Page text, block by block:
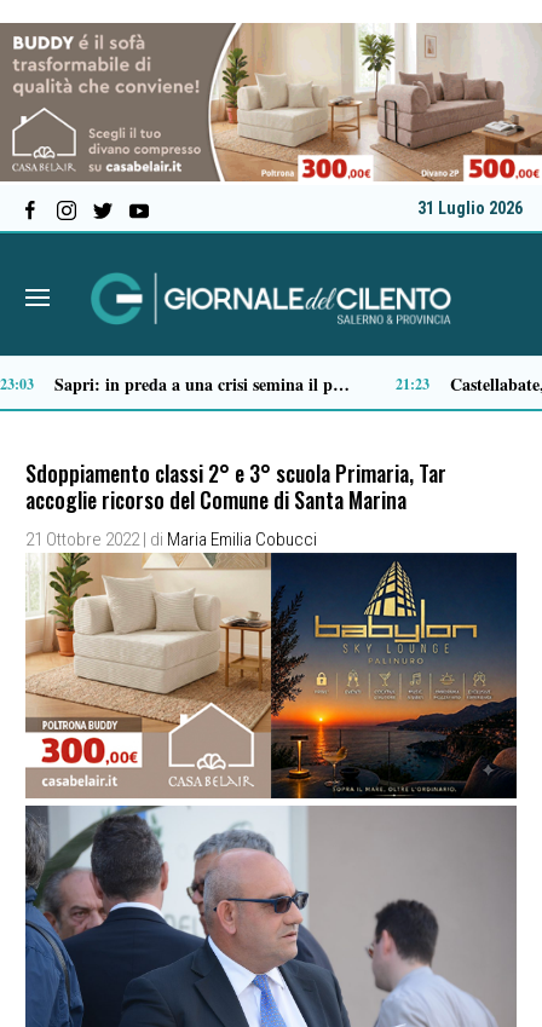
31 Luglio 2026
Ascea, nuova giunta per Sansone: Filippo Dragone vicesindaco, Egidio Criscuolo assessore ai Lavori Pubblici 14:51 Tortorella celebra la Fiera di San Basilio: tra antichi mestieri, bestiame e la musica della Bandabardò 14:49
Sdoppiamento classi 2° e 3° scuola Primaria, Tar
accoglie ricorso del Comune di Santa Marina
21 Ottobre 2022 | di Maria Emilia Cobucci